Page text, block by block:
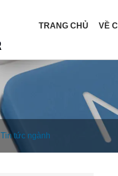
TRANG CHỦ VỀ
Tin tức ngành